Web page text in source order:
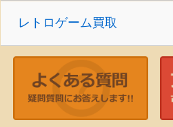
レトロゲーム買取